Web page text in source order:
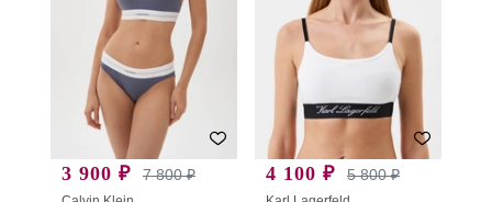
3 900 ₽ 7 800 ₽ 4 100 ₽ 5 800 ₽